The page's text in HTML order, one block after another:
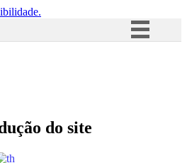
Acesso à informação
do site